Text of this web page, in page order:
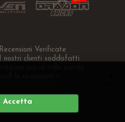
Accetta
Recensioni Verificate
I nostri clienti soddisfatti